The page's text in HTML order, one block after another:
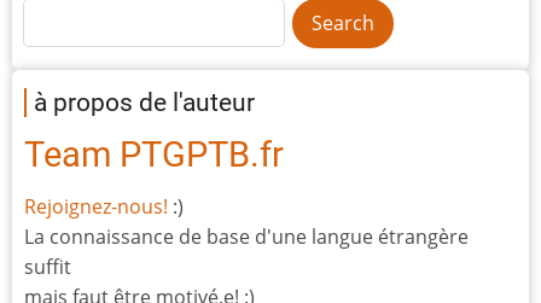
à propos de l'auteur
Team PTGPTB.fr
Rejoignez-nous! :)
La connaissance de base d'une langue étrangère
suffit
mais faut être motivé.e! :)